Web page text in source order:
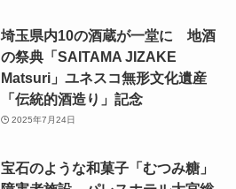
埼玉県内10の酒蔵が一堂に 地酒
の祭典「SAITAMA JIZAKE
Matsuri」ユネスコ無形文化遺産
「伝統的酒造り」記念
2025年7月24日
宝石のような和菓子「むつみ糖」